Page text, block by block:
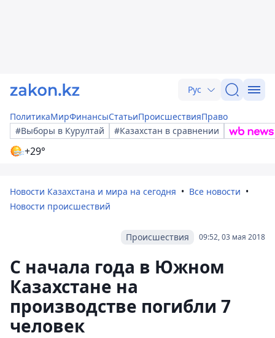
Рус
ПолитикаМирФинансыСтатьиПроисшествияПраво
#Выборы в Курултай
#Казахстан в сравнении
+29°
Новости Казахстана и мира на сегодня
Все новости
Новости происшествий
09:52, 03 мая 2018
Происшествия
С начала года в Южном
Казахстане на
производстве погибли 7
человек